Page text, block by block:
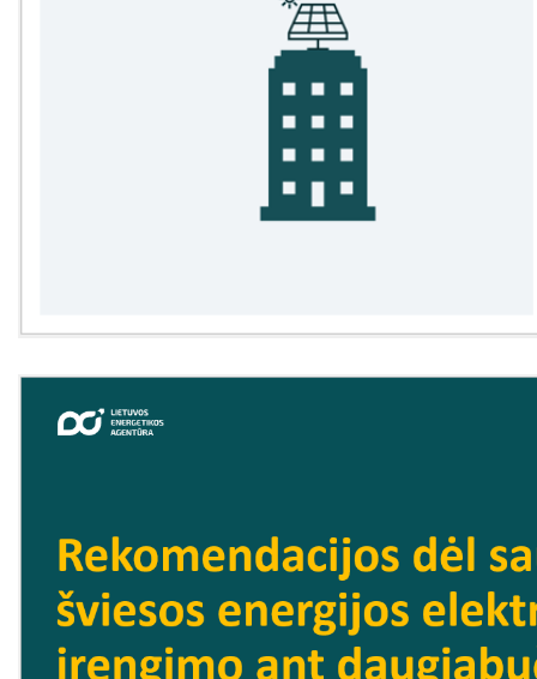
EVE skatinimo ir viešinimo darbai
EVE vertinimo įrankiai
Viešuosius interesus atitinkančių
paslaugų diferencijavimas
Teisinė aplinka